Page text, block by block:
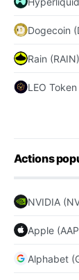
Dogecoin
Rain (RAIN)
LEO Token
Actions
NVIDIA
Apple
Alphabet